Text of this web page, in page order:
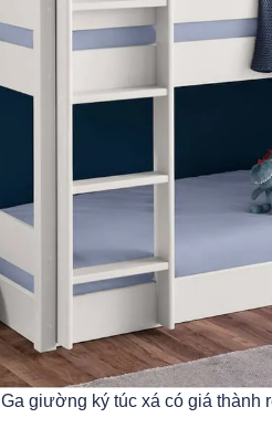
Ga giường ký túc xá có giá thành